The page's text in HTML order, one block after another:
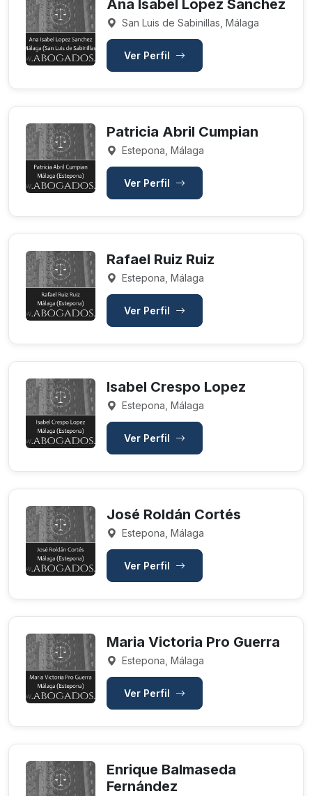
Ana Isabel Lopez Sanchez
San Luis de Sabinillas, Málaga
Ver Perfil
Patricia Abril Cumpian
Estepona, Málaga
Ver Perfil
Rafael Ruiz Ruiz
Estepona, Málaga
Ver Perfil
Isabel Crespo Lopez
Estepona, Málaga
Ver Perfil
José Roldán Cortés
Estepona, Málaga
Ver Perfil
Maria Victoria Pro Guerra
Estepona, Málaga
Ver Perfil
Enrique Balmaseda
Fernández